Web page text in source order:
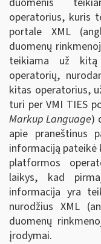
operatorius, kuris
portale XML
duomenų
teikiama už kitą
operatorių,
kitas operatorius,
turi per VMI TIES
Markup Language)
apie praneštinus
informaciją
platformos
laikys, kad
informacija yra
nurodžius XML
duomenų
įrodymai.